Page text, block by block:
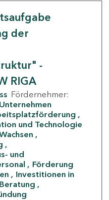
der
-
RIGA
Fördernehmer:
Unternehmen
und Technologie
und
Förderung
Investitionen in